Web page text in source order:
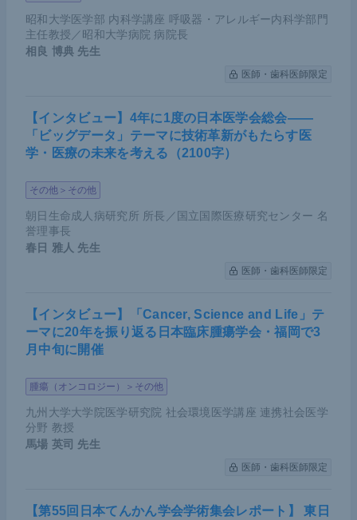
昭和大学医学部 内科学講座 呼吸器・アレルギー内科学部門
主任教授／昭和大学病院 病院長
相良 博典 先生
医師・歯科医師限定
【インタビュー】4年に1度の日本医学会総会――
「ビッグデータ」テーマに技術革新がもたらす医
学・医療の未来を考える（2100字）
その他＞その他
朝日生命成人病研究所 所長／国立国際医療研究センター 名
誉理事長
春日 雅人 先生
医師・歯科医師限定
【インタビュー】「Cancer, Science and Life」テ
ーマに20年を振り返る日本臨床腫瘍学会・福岡で3
月中旬に開催
腫瘍（オンコロジー）＞その他
九州大学大学院医学研究院 社会環境医学講座 連携社会医学
分野 教授
馬場 英司 先生
医師・歯科医師限定
【第55回日本てんかん学会学術集会レポート】 東日